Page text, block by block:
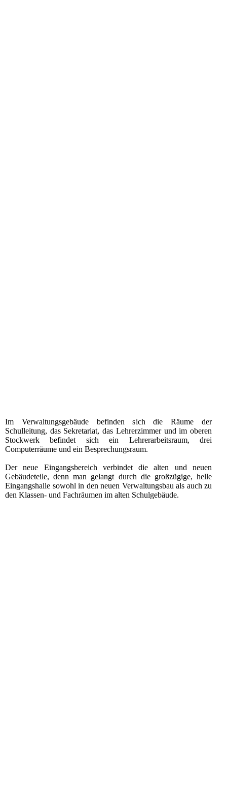
Im Verwaltungsgebäude befinden sich die Räume der
Schulleitung, das Sekretariat, das Lehrerzimmer und im oberen
Stockwerk befindet sich ein Lehrerarbeitsraum, drei
Computerräume und ein Besprechungsraum.
Der neue Eingangsbereich verbindet die alten und neuen
Gebäudeteile, denn man gelangt durch die großzügige, helle
Eingangshalle sowohl in den neuen Verwaltungsbau als auch zu
den Klassen- und Fachräumen im alten Schulgebäude.